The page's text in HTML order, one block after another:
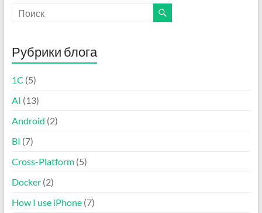
Рубрики блога
1C (5)
AI (13)
Android (2)
BI (7)
Cross-Platform(5)
Docker(2)
How I use iPhone(7)